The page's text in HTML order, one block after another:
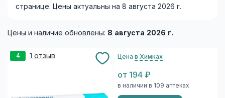
странице. Цены актуальны на 8 августа 2026 г.
Цены и наличие обновлены: 8 августа 2026 г.
4 1 отзыв Цена в Химках
от 194 ₽
в наличии в 109 аптеках